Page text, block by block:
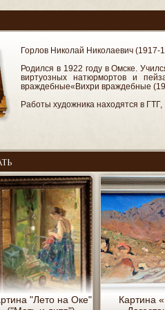
Горлов Николай Николаевич
Родился в 1922 году в Омске.
виртуозных натюрмортов и
враждебные«Вихри враждебные
Работы художника находятся в
"Лето на Оке"
Картина